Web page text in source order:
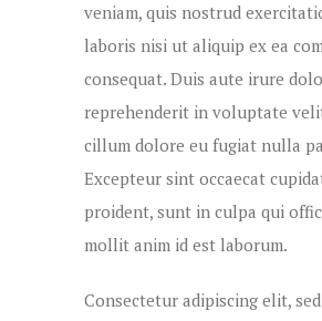
veniam, quis nostrud
laboris nisi ut aliquip ex ea
consequat. Duis aute irure
reprehenderit in voluptate
cillum dolore eu fugiat nulla
Excepteur sint occaecat
proident, sunt in culpa qui
mollit anim id est laborum.
Consectetur adipiscing elit,